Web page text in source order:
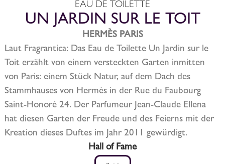
EAU DE TOILETTE
UN JARDIN SUR LE TOIT
HERMÈS PARIS
Laut Fragrantica: Das Eau de Toilette Un Jardin sur le
Toit erzählt von einem versteckten Garten inmitten
von Paris: einem Stück Natur, auf dem Dach des
Stammhauses von Hermès in der Rue du Faubourg
Saint-Honoré 24. Der Parfumeur Jean-Claude Ellena
hat diesen Garten der Freude und des Feierns mit der
Kreation dieses Duftes im Jahr 2011 gewürdigt.
Hall of Fame